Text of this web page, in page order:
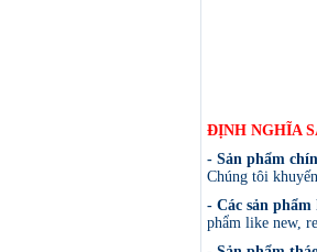
ĐỊNH NGHĨA
- Sản phẩm
Chúng tôi
- Các sản phẩm
phẩm like new,